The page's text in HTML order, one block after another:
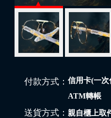
付款方式： 信用卡(一次
ATM轉帳
送貨方式： 親自櫃上取